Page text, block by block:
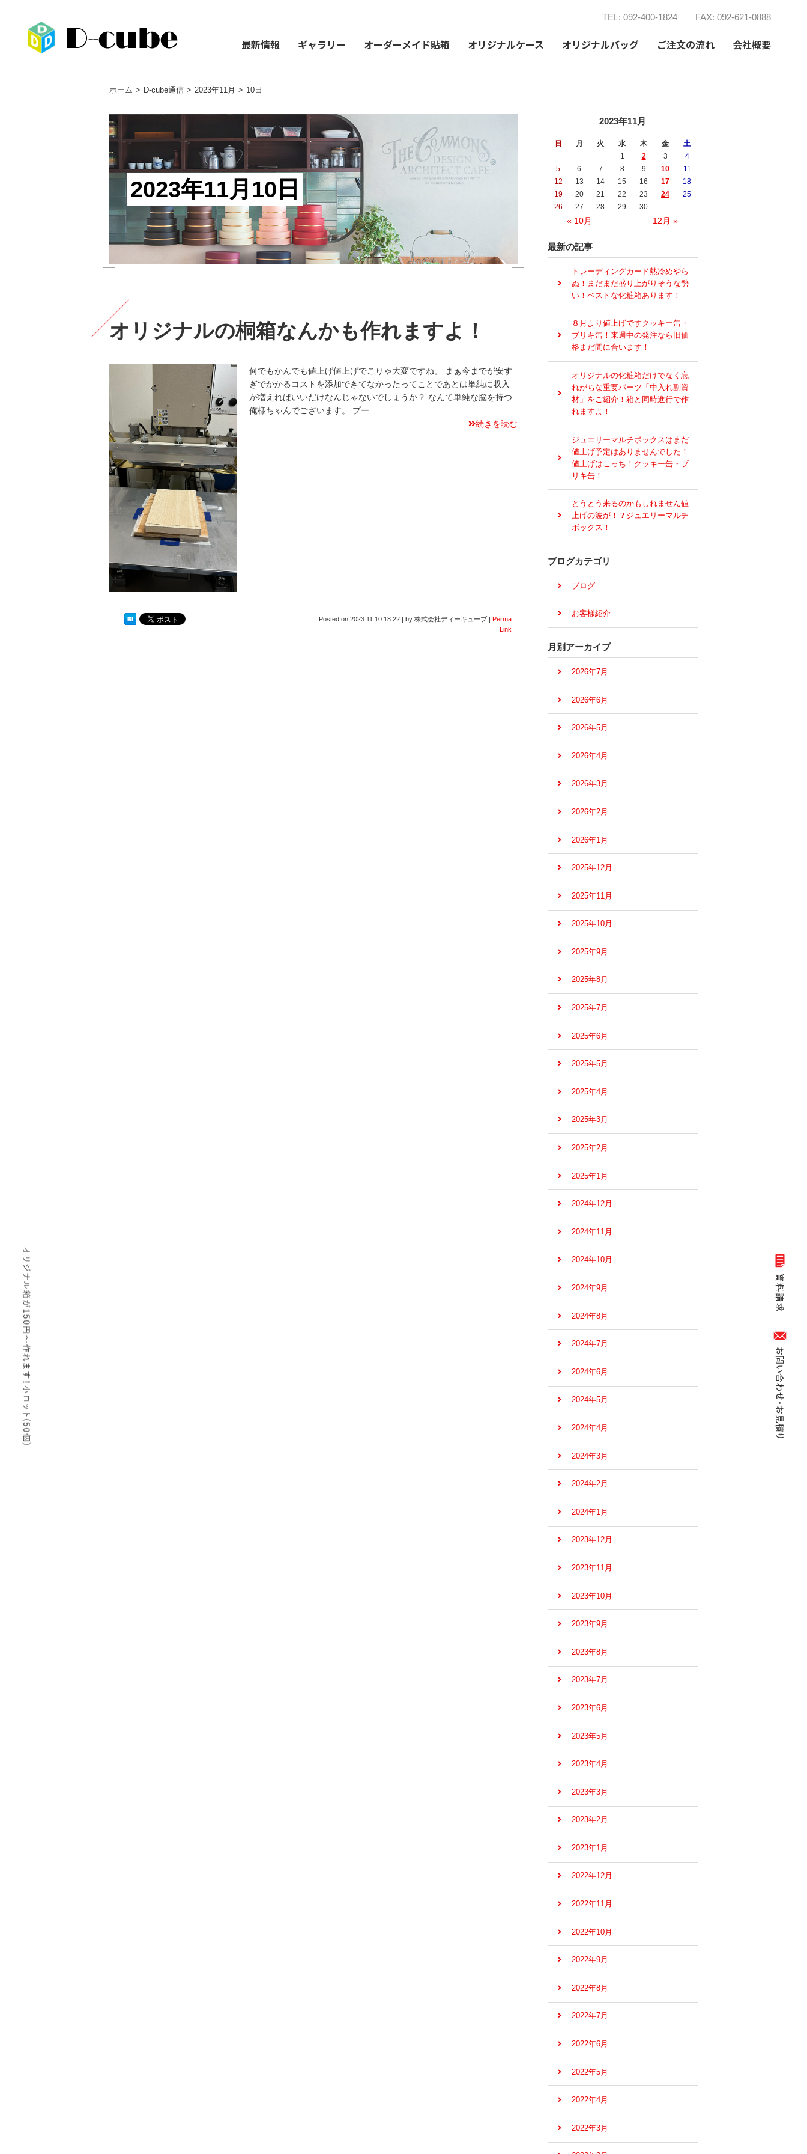
TEL: 092-400-1824 FAX: 092-621-0888
最新情報 ギャラリー オーダーメイド貼箱 オリジナルケース オリジナルバッグ ご注文の流れ 会社概要
ホーム D-cube通信 2023年11月 10日
2023年11月10日
オリジナルの桐箱なんかも作れますよ！
何でもかんでも値上げ値上げでこりゃ大変ですね。 まぁ今までが安す
ぎでかかるコストを添加できてなかったってことであとは単純に収入
が増えればいいだけなんじゃないでしょうか？ なんて単純な脳を持つ
俺様ちゃんでございます。 プー…
続きを読む
Posted on 2023.11.10 18:22 by 株式会社ディーキューブ
Perma
Link
2023年11月
日 月 火 水 木 金 土
« 10月 12月 »
1 2 3
4
5
6 7 8 9 10
11
12
13 14 15 16 17
18
19
20 21 22 23 24
25
26
27 28 29 30
最新の記事
トレーディングカード熱冷めやら
ぬ！まだまだ盛り上がりそうな勢
い！ベストな化粧箱あります！
８月より値上げですクッキー缶・
ブリキ缶！来週中の発注なら旧価
格まだ間に合います！
オリジナルの化粧箱だけでなく忘
れがちな重要パーツ「中入れ副資
材」をご紹介！箱と同時進行で作
れますよ！
ジュエリーマルチボックスはまだ
値上げ予定はありませんでした！
値上げはこっち！クッキー缶・ブ
リキ缶！
とうとう来るのかもしれません値
上げの波が！？ジュエリーマルチ
ボックス！
ブログカテゴリ
ブログ
お客様紹介
月別アーカイブ
2026年7月
2026年6月
2026年5月
2026年4月
2026年3月
2026年2月
2026年1月
2025年12月
2025年11月
2025年10月
2025年9月
2025年8月
2025年7月
2025年6月
2025年5月
2025年4月
2025年3月
2025年2月
2025年1月
2024年12月
2024年11月
2024年10月
2024年9月
2024年8月
2024年7月
2024年6月
2024年5月
2024年4月
2024年3月
2024年2月
2024年1月
2023年12月
2023年11月
2023年10月
2023年9月
2023年8月
2023年7月
2023年6月
2023年5月
2023年4月
2023年3月
2023年2月
2023年1月
2022年12月
2022年11月
2022年10月
2022年9月
2022年8月
2022年7月
2022年6月
2022年5月
2022年4月
2022年3月